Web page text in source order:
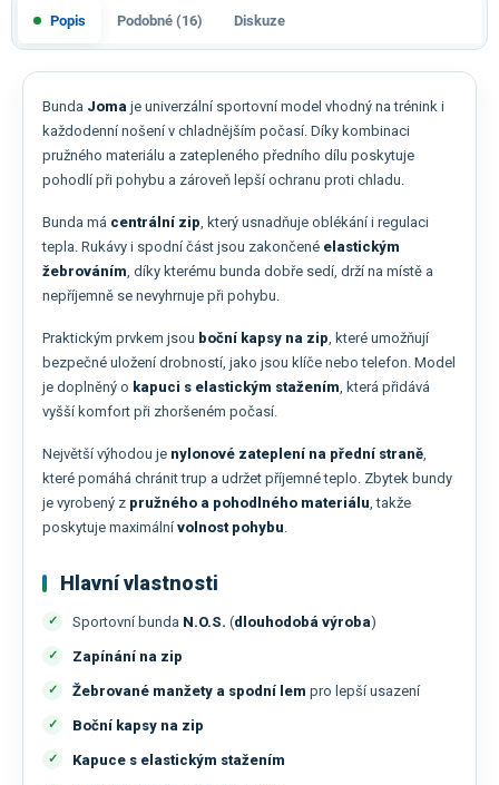
Popis Podobné (16) Diskuze
Bunda Joma je univerzální sportovní model vhodný na trénink i
každodenní nošení v chladnějším počasí. Díky kombinaci
pružného materiálu a zatepleného předního dílu poskytuje
pohodlí při pohybu a zároveň lepší ochranu proti chladu.
Bunda má centrální zip, který usnadňuje oblékání i regulaci
tepla. Rukávy i spodní část jsou zakončené elastickým
žebrováním, díky kterému bunda dobře sedí, drží na místě a
nepříjemně se nevyhrnuje při pohybu.
Praktickým prvkem jsou boční kapsy na zip, které umožňují
bezpečné uložení drobností, jako jsou klíče nebo telefon. Model
je doplněný o kapuci s elastickým stažením, která přidává
vyšší komfort při zhoršeném počasí.
Největší výhodou je nylonové zateplení na přední straně,
které pomáhá chránit trup a udržet příjemné teplo. Zbytek bundy
je vyrobený z pružného a pohodlného materiálu, takže
poskytuje maximální volnost pohybu.
Hlavní vlastnosti
Sportovní bunda N.O.S. (dlouhodobá výroba)
Zapínání na zip
Žebrované manžety a spodní lem pro lepší usazení
Boční kapsy na zip
Kapuce s elastickým stažením